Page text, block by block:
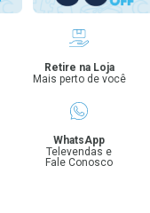
Retire na Loja
Mais perto de você
WhatsApp
Televendas e
Fale Conosco